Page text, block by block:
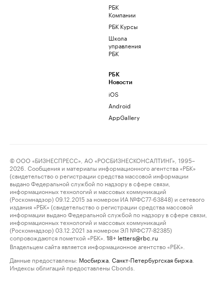
РБК
Компании
РБК Курсы
Школа
управления
РБК
РБК
Новости
iOS
Android
AppGallery
© ООО «БИЗНЕСПРЕСС», АО «РОСБИЗНЕСКОНСАЛТИНГ», 1995–
2026. Сообщения и материалы информационного агентства «РБК»
(свидетельство о регистрации средства массовой информации
выдано Федеральной службой по надзору в сфере связи,
информационных технологий и массовых коммуникаций
(Роскомнадзор) 09.12.2015 за номером ИА №ФС77-63848) и сетевого
издания «РБК» (свидетельство о регистрации средства массовой
информации выдано Федеральной службой по надзору в сфере связи,
информационных технологий и массовых коммуникаций
(Роскомнадзор) 03.12.2021 за номером ЭЛ №ФС77-82385)
сопровождаются пометкой «РБК».
18+ letters@rbc.ru
Владельцем сайта является информационное агентство «РБК».
Данные предоставлены: Мосбиржа Санкт-Петербургская биржа
Индексы облигаций предоставлены Cbonds.